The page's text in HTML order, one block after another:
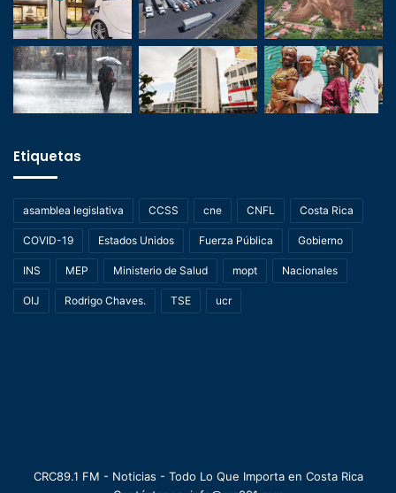
Etiquetas
asamblea legislativa CCSS cne CNFL Costa Rica
COVID-19 Estados Unidos Fuerza Pública Gobierno
INS MEP Ministerio de Salud mopt Nacionales
OIJ Rodrigo Chaves. TSE ucr
CRC89.1 FM - Noticias - Todo Lo Que Importa en Costa Rica